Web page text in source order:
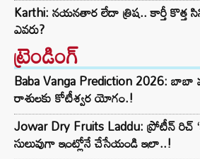
Karthi: నయనతార లేదా త్రిష.. కార్తీ
ఎవరు?
ట్రెండింగ్‌
Baba Vanga Prediction 2026:
రాశులకు కోటీశ్వర యోగం.!
Jowar Dry Fruits Laddu: ప్రోటీన్ రిచ్
సులువుగా ఇంట్లోనే చేసేయండి ఇలా..!